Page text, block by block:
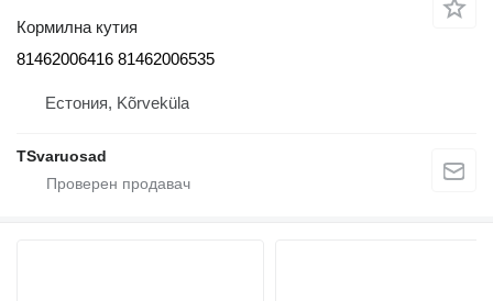
Кормилна кутия
81462006416 81462006535
Естония, Kõrveküla
TSvaruosad